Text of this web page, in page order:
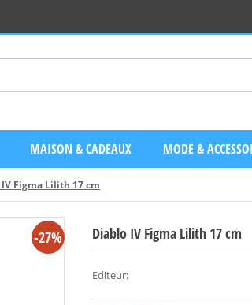
MAISON & CADEAUX MODE &
Figma Lilith 17 cm
-27% Diablo IV Figma Lilith 17 cm
Editeur: